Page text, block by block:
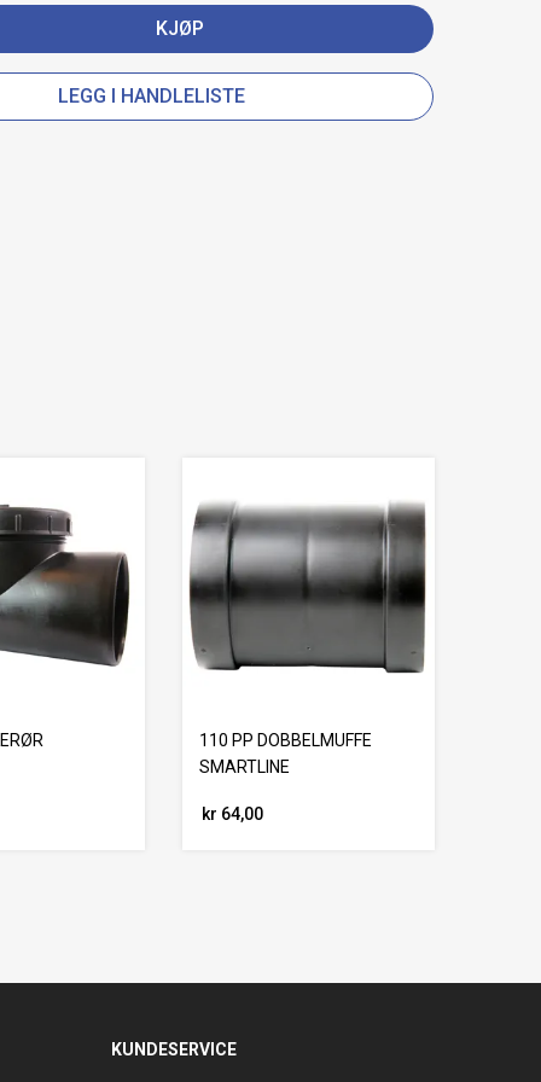
KJØP
LEGG I HANDLELISTE
110 PP DOBBELMUFFE
SMARTLINE
kr 64,00
KUNDESERVICE